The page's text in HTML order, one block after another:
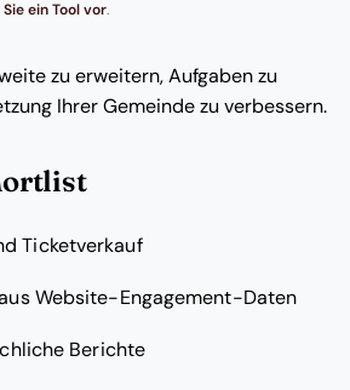
ein Tool vor.
zu erweitern, Aufgaben zu
Ihrer Gemeinde zu verbessern.
Ticketverkauf
Website-Engagement-Daten
Berichte